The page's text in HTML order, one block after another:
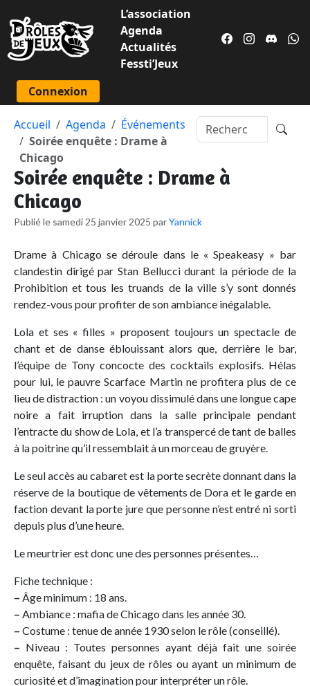
L’association
Agenda
Actualités
Fessti’Jeux
Connexion
Accueil Agenda
Événements
Soirée enquête : Drame à
Chicago
Soirée enquête : Drame à
Chicago
Publié le samedi 25 janvier 2025 parYannick
Drame à Chicago se déroule dans le « Speakeasy » bar
clandestin dirigé par Stan Bellucci durant la période de la
Prohibition et tous les truands de la ville s’y sont donnés
rendez-vous pour profiter de son ambiance inégalable.
Lola et ses « filles » proposent toujours un spectacle de
chant et de danse éblouissant alors que, derrière le bar,
l’équipe de Tony concocte des cocktails explosifs. Hélas
pour lui, le pauvre Scarface Martin ne profitera plus de ce
lieu de distraction : un voyou dissimulé dans une longue cape
noire a fait irruption dans la salle principale pendant
l’entracte du show de Lola, et l’a transpercé de tant de balles
à la poitrine qu’il ressemblait à un morceau de gruyère.
Le seul accès au cabaret est la porte secrète donnant dans la
réserve de la boutique de vêtements de Dora et le garde en
faction devant la porte jure que personne n’est entré ni sorti
depuis plus d’une heure.
Le meurtrier est donc une des personnes présentes…
Fiche technique :
– Âge minimum : 18 ans.
– Ambiance : mafia de Chicago dans les année 30.
– Costume : tenue de année 1930 selon le rôle (conseillé).
– Niveau : Toutes personnes ayant déjà fait une soirée
enquête, faisant du jeux de rôles ou ayant un minimum de
curiosité et d’imagination pour interpréter un rôle.